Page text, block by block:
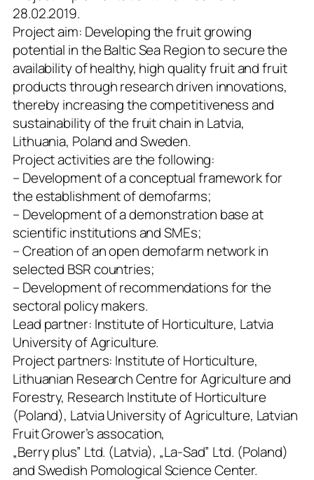
28.02.2019.
Project aim: Developing the fruit growing
potential in the Baltic Sea Region to secure the
availability of healthy, high quality fruit and fruit
products through research driven innovations,
thereby increasing the competitiveness and
sustainability of the fruit chain in Latvia,
Lithuania, Poland and Sweden.
Project activities are the following:
– Development of a conceptual framework for
the establishment of demofarms;
– Development of a demonstration base at
scientific institutions and SMEs;
– Creation of an open demofarm network in
selected BSR countries;
– Development of recommendations for the
sectoral policy makers.
Lead partner: Institute of Horticulture, Latvia
University of Agriculture.
Project partners: Institute of Horticulture,
Lithuanian Research Centre for Agriculture and
Forestry, Research Institute of Horticulture
(Poland), Latvia University of Agriculture, Latvian
Fruit Grower’s assocation,
„Berry plus” Ltd. (Latvia), „La-Sad” Ltd. (Poland)
and Swedish Pomological Science Center.